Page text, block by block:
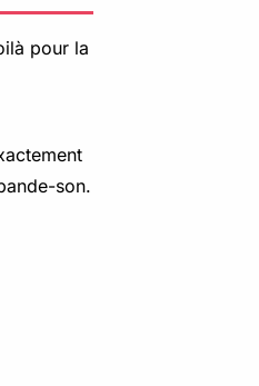
pour la
son.